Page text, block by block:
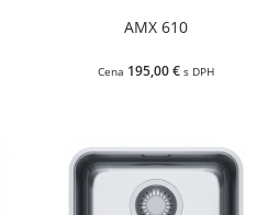
AMX 610
Cena 195,00 € s DPH